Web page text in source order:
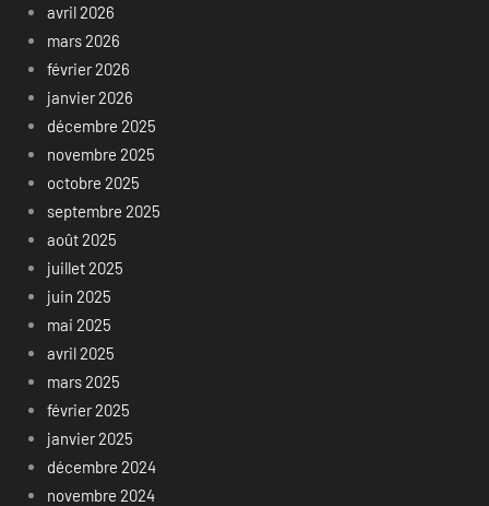
avril 2026
mars 2026
février 2026
janvier 2026
décembre 2025
novembre 2025
octobre 2025
septembre 2025
août 2025
juillet 2025
juin 2025
mai 2025
avril 2025
mars 2025
février 2025
janvier 2025
décembre 2024
novembre 2024